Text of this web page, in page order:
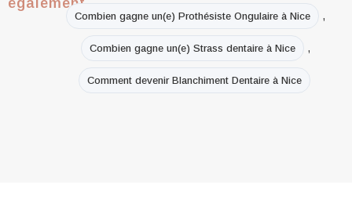
Combien gagne un(e) Prothésiste Ongulaire à Nice ,
Combien gagne un(e) Strass dentaire à Nice ,
Comment devenir Blanchiment Dentaire à Nice